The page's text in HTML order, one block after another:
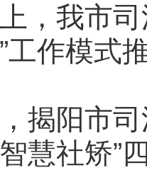
我市司
工作模式
阳市司
慧社矫”